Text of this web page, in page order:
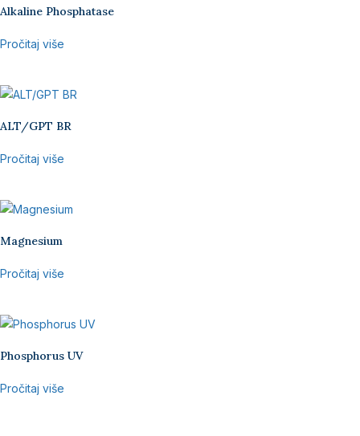
Alkaline Phosphatase
Pročitaj više
ALT/GPT BR
Pročitaj više
Magnesium
Pročitaj više
Phosphorus UV
Pročitaj više